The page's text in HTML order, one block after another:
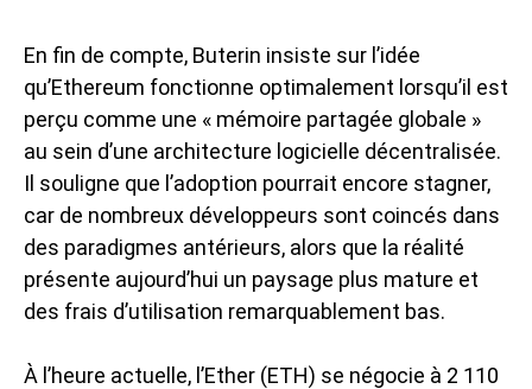
En fin de compte, Buterin insiste sur l’idée
qu’Ethereum fonctionne optimalement lorsqu’il est
perçu comme une « mémoire partagée globale »
au sein d’une architecture logicielle décentralisée.
Il souligne que l’adoption pourrait encore stagner,
car de nombreux développeurs sont coincés dans
des paradigmes antérieurs, alors que la réalité
présente aujourd’hui un paysage plus mature et
des frais d’utilisation remarquablement bas.
À l’heure actuelle, l’Ether (ETH) se négocie à 2 110